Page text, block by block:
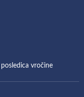
vročine